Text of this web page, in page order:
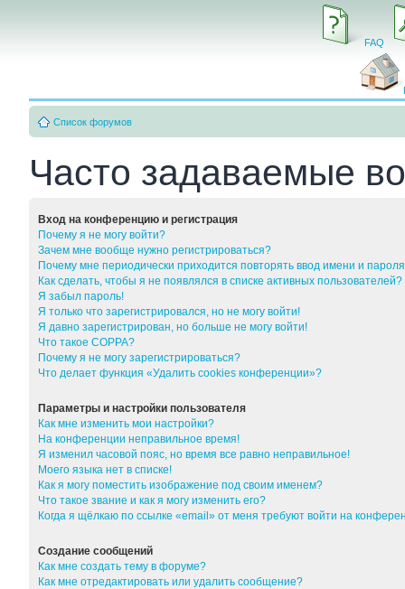
FAQ
Список форумов
Часто задаваемые
Вход на конференцию и регистрация
Почему я не могу войти?
Зачем мне вообще нужно регистрироваться?
Почему мне периодически приходится повторять ввод имени и
Как сделать, чтобы я не появлялся в списке активных пользователей?
Я забыл пароль!
Я только что зарегистрировался, но не могу войти!
Я давно зарегистрирован, но больше не могу войти!
Что такое COPPA?
Почему я не могу зарегистрироваться?
Что делает функция «Удалить cookies конференции»?
Параметры и настройки пользователя
Как мне изменить мои настройки?
На конференции неправильное время!
Я изменил часовой пояс, но время все равно неправильное!
Моего языка нет в списке!
Как я могу поместить изображение под своим именем?
Что такое звание и как я могу изменить его?
Когда я щёлкаю по ссылке «email» от меня требуют войти на
Создание сообщений
Как мне создать тему в форуме?
Как мне отредактировать или удалить сообщение?